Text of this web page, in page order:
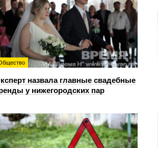
назвала главные свадебные
у нижегородских пар